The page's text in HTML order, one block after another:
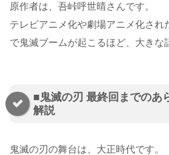
原作者は、吾峠呼世晴さんです。
テレビアニメ化や劇場アニメ化され
で鬼滅ブームが起こるほど、大きな
■鬼滅の刃 最終回までのあ
解説
鬼滅の刃の舞台は、大正時代です。